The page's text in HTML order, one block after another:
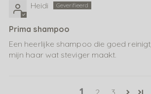
Heidi
Prima shampoo
Een heerlijke shampoo die goed
mijn haar wat steviger maakt.
2 3